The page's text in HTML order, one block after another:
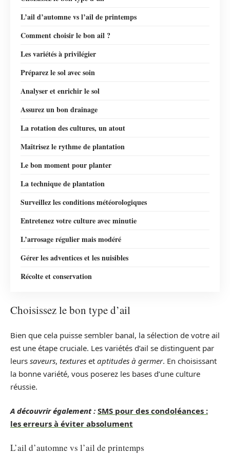
L’ail d’automne vs l’ail de printemps
Comment choisir le bon ail ?
Les variétés à privilégier
Préparez le sol avec soin
Analyser et enrichir le sol
Assurez un bon drainage
La rotation des cultures, un atout
Maîtrisez le rythme de plantation
Le bon moment pour planter
La technique de plantation
Surveillez les conditions météorologiques
Entretenez votre culture avec minutie
L’arrosage régulier mais modéré
Gérer les adventices et les nuisibles
Récolte et conservation
Choisissez le bon type d’ail
Bien que cela puisse sembler banal, la sélection de votre ail
est une étape cruciale. Les variétés d’ail se distinguent par
leurs saveurs, textures et aptitudes à germer. En choisissant
la bonne variété, vous poserez les bases d’une culture
réussie.
A découvrir également : SMS pour des condoléances :
les erreurs à éviter absolument
L’ail d’automne vs l’ail de printemps